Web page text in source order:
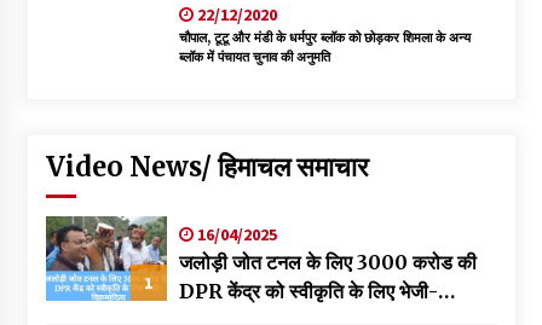
22/12/2020
चौपाल, टूटू और मंडी के धर्मपुर ब्लॉक को छोड़कर शिमला के अन्य
ब्लॉक में पंचायत चुनाव की अनुमति
Video News/ हिमाचल समाचार
1
16/04/2025
जलोड़ी जोत टनल के लिए 3000 करोड की
DPR केंद्र को स्वीकृति के लिए भेजी-